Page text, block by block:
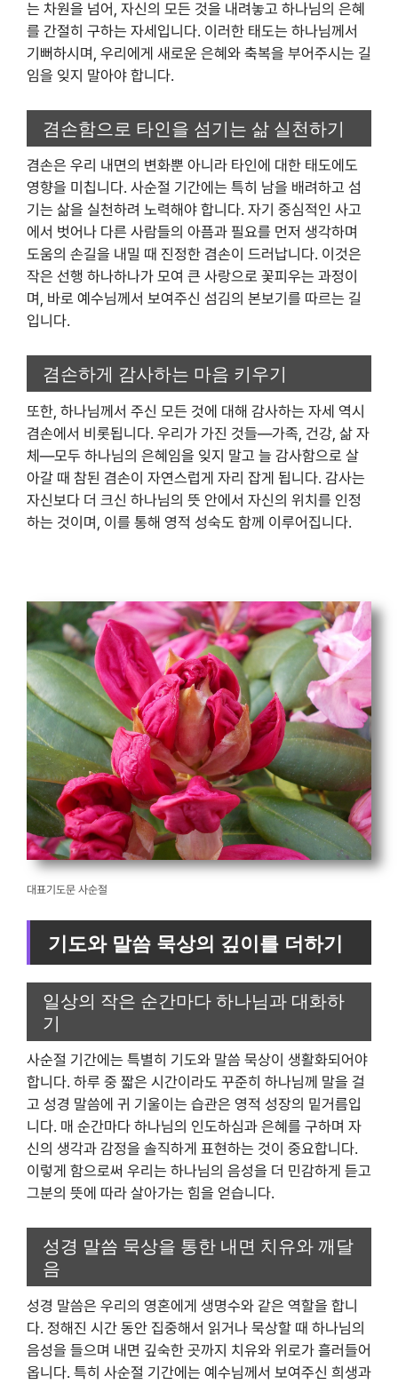
는 차원을 넘어, 자신의 모든 것을 내려놓고 하나님의 은혜
를 간절히 구하는 자세입니다. 이러한 태도는 하나님께서
기뻐하시며, 우리에게 새로운 은혜와 축복을 부어주시는 길
임을 잊지 말아야 합니다.
겸손함으로 타인을 섬기는 삶 실천하기
겸손은 우리 내면의 변화뿐 아니라 타인에 대한 태도에도
영향을 미칩니다. 사순절 기간에는 특히 남을 배려하고 섬
기는 삶을 실천하려 노력해야 합니다. 자기 중심적인 사고
에서 벗어나 다른 사람들의 아픔과 필요를 먼저 생각하며
도움의 손길을 내밀 때 진정한 겸손이 드러납니다. 이것은
작은 선행 하나하나가 모여 큰 사랑으로 꽃피우는 과정이
며, 바로 예수님께서 보여주신 섬김의 본보기를 따르는 길
입니다.
겸손하게 감사하는 마음 키우기
또한, 하나님께서 주신 모든 것에 대해 감사하는 자세 역시
겸손에서 비롯됩니다. 우리가 가진 것들—가족, 건강, 삶 자
체—모두 하나님의 은혜임을 잊지 말고 늘 감사함으로 살
아갈 때 참된 겸손이 자연스럽게 자리 잡게 됩니다. 감사는
자신보다 더 크신 하나님의 뜻 안에서 자신의 위치를 인정
하는 것이며, 이를 통해 영적 성숙도 함께 이루어집니다.
대표기도문 사순절
기도와 말씀 묵상의 깊이를 더하기
일상의 작은 순간마다 하나님과 대화하
기
사순절 기간에는 특별히 기도와 말씀 묵상이 생활화되어야
합니다. 하루 중 짧은 시간이라도 꾸준히 하나님께 말을 걸
고 성경 말씀에 귀 기울이는 습관은 영적 성장의 밑거름입
니다. 매 순간마다 하나님의 인도하심과 은혜를 구하며 자
신의 생각과 감정을 솔직하게 표현하는 것이 중요합니다.
이렇게 함으로써 우리는 하나님의 음성을 더 민감하게 듣고
그분의 뜻에 따라 살아가는 힘을 얻습니다.
성경 말씀 묵상을 통한 내면 치유와 깨달
음
성경 말씀은 우리의 영혼에게 생명수와 같은 역할을 합니
다. 정해진 시간 동안 집중해서 읽거나 묵상할 때 하나님의
음성을 들으며 내면 깊숙한 곳까지 치유와 위로가 흘러들어
옵니다. 특히 사순절 기간에는 예수님께서 보여주신 희생과